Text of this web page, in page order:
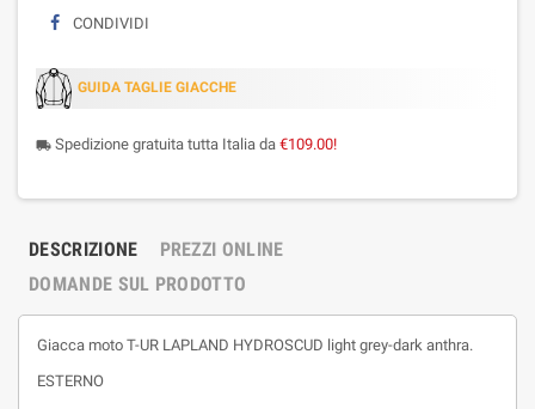
CONDIVIDI
GUIDA TAGLIE GIACCHE
local_shipping Spedizione gratuita tutta Italia da €109.00!
DESCRIZIONE
PREZZI ONLINE
DOMANDE SUL PRODOTTO
Giacca moto T-UR LAPLAND HYDROSCUD light grey-dark anthra.
ESTERNO